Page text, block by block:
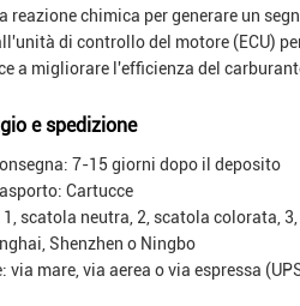
reazione chimica per generare un
di controllo del motore (ECU)
a migliorare l'efficienza del
e spedizione
7-15 giorni dopo il deposito
Cartucce
1, scatola neutra, 2, scatola colorata,
Shenzhen o Ningbo
via mare, via aerea o via espressa